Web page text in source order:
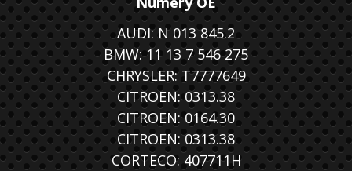
AUDI: N 013 845.2
BMW: 11 13 7 546 275
CHRYSLER: T7777649
CITROEN: 0313.38
CITROEN: 0164.30
CITROEN: 0313.38
CORTECO: 407711H